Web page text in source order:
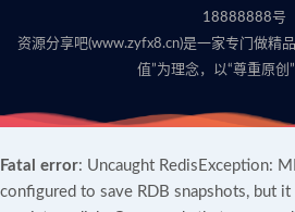
18888888号
资源分享吧(www.zyfx8.cn)是一家专门做精
值”为理念，以“尊重原创”
Fatal error: Uncaught RedisException:
configured to save RDB snapshots, but